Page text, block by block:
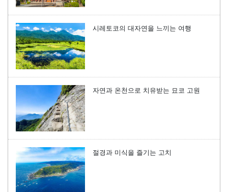
시레토코의 대자연을 느끼는 여행
자연과 온천으로 치유받는 묘코 고원
절경과 미식을 즐기는 고치